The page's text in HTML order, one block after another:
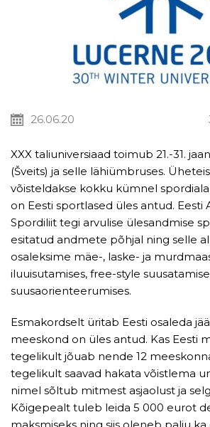
26.06.20
XXX taliuniversiaad toimub 21.-31.
(Šveits) ja selle lähiümbruses.
võisteldakse kokku kümnel
on Eesti sportlased üles antud. Eesti
Spordiliit tegi arvulise ülesandmise
esitatud andmete põhjal ning selle
osaleksime mäe-, laske- ja
iluuisutamises, free-style
suusaorienteerumises.
Esmakordselt üritab Eesti osaleda
meeskond on üles antud. Kas Eesti
tegelikult jõuab nende 12
tegelikult saavad hakata võistlema
nimel sõltub mitmest asjaolust ja
Kõigepealt tuleb leida 5 000 eurot